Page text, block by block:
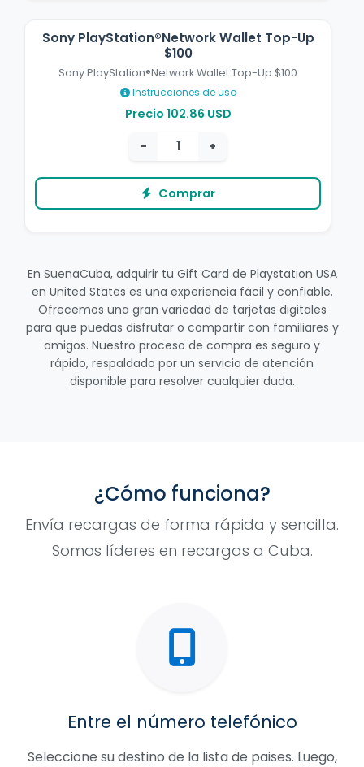
Sony PlayStation®Network Wallet Top-Up
$100
Sony PlayStation®Network Wallet Top-Up $100
Instrucciones de uso
Precio 102.86 USD
−
+
Comprar
En SuenaCuba, adquirir tu Gift Card de Playstation USA
en United States es una experiencia fácil y confiable.
Ofrecemos una gran variedad de tarjetas digitales
para que puedas disfrutar o compartir con familiares y
amigos. Nuestro proceso de compra es seguro y
rápido, respaldado por un servicio de atención
disponible para resolver cualquier duda.
¿Cómo funciona?
Envía recargas de forma rápida y sencilla.
Somos líderes en recargas a Cuba.
Entre el número telefónico
Seleccione su destino de la lista de paises. Luego,